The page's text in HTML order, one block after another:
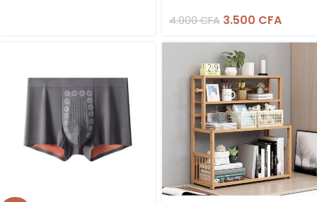
– 1520 ml
4.000CFA 3.500 CFA